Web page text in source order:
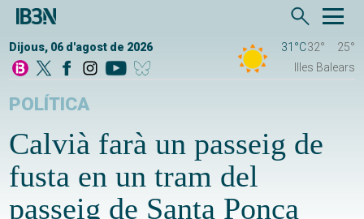
Dijous, 06 d'agost de 2026 31°C32°
25°
Illes Balears
POLÍTICA
Calvià farà un passeig de
fusta en un tram del
passeig de Santa Ponça